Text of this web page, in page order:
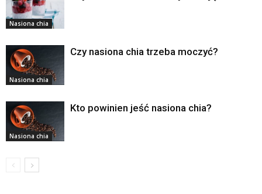
Nasiona chia
Nasiona chia
Czy nasiona chia trzeba moczyć?
Nasiona chia
Kto powinien jeść nasiona chia?